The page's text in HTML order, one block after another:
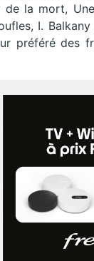
la mort,
I.
préféré des